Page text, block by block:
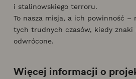
i stalinowskiego terroru.
To nasza misja, a ich powinność –
tych trudnych czasów, kiedy znaki
odwrócone.
Więcej informacji o